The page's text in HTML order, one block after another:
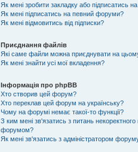
Як мені зробити закладку або підписатись
Як мені підписатись на певний форуми?
Як мені відмовитись від підписки?
Приєднання файлів
Які саме файли можна приєднувати на
Як мені знайти усі мої вкладення?
Інформація про phpBB
Хто створив цей форум?
Хто переклав цей форум на українську?
Чому на форумі немає такої-то функції?
З ким мені зв'язатись з питань
форумом?
Як мені зв'язатись з адміністратором